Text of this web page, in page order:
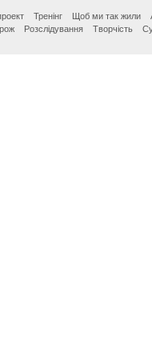
Тренінг Щоб ми так жили
Розслідування Творчість